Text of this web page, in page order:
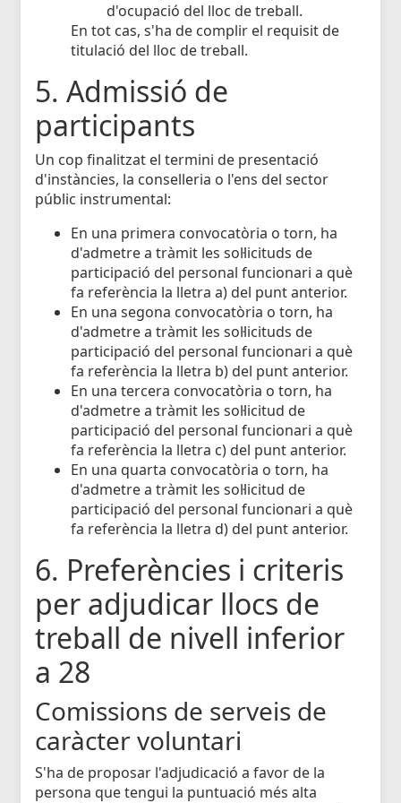
d'ocupació del lloc de treball.
En tot cas, s'ha de complir el requisit de
titulació del lloc de treball.
5. Admissió de
participants
Un cop finalitzat el termini de presentació
d'instàncies, la conselleria o l'ens del sector
públic instrumental:
En una primera convocatòria o torn, ha
d'admetre a tràmit les sol·licituds de
participació del personal funcionari a què
fa referència la lletra a) del punt anterior.
En una segona convocatòria o torn, ha
d'admetre a tràmit les sol·licituds de
participació del personal funcionari a què
fa referència la lletra b) del punt anterior.
En una tercera convocatòria o torn, ha
d'admetre a tràmit les sol·licitud de
participació del personal funcionari a què
fa referència la lletra c) del punt anterior.
En una quarta convocatòria o torn, ha
d'admetre a tràmit les sol·licitud de
participació del personal funcionari a què
fa referència la lletra d) del punt anterior.
6. Preferències i criteris
per adjudicar llocs de
treball de nivell inferior
a 28
Comissions de serveis de
caràcter voluntari
S'ha de proposar l'adjudicació a favor de la
persona que tengui la puntuació més alta